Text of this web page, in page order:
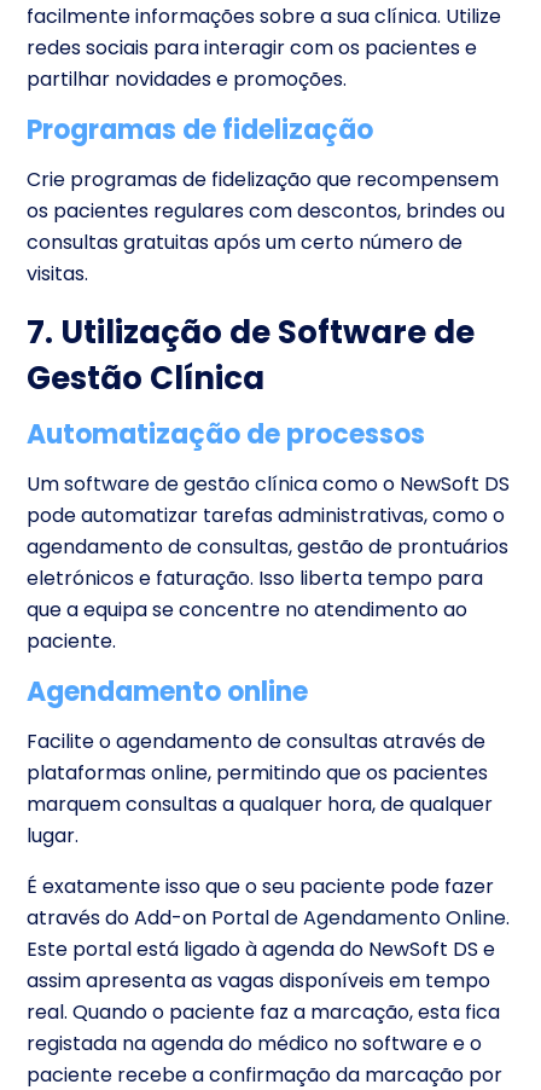
facilmente informações sobre a sua clínica. Utilize
redes sociais para interagir com os pacientes e
partilhar novidades e promoções.
Programas de fidelização
Crie programas de fidelização que recompensem
os pacientes regulares com descontos, brindes ou
consultas gratuitas após um certo número de
visitas.
7. Utilização de Software de
Gestão Clínica
Automatização de processos
Umsoftware de gestão clínicacomo o NewSoft DS
pode automatizar tarefas administrativas, como o
agendamento de consultas, gestão de prontuários
eletrónicos e faturação. Isso liberta tempo para
que a equipa se concentre no atendimento ao
paciente.
Agendamento online
Facilite o agendamento de consultas através de
plataformas online, permitindo que os pacientes
marquem consultas a qualquer hora, de qualquer
lugar.
É exatamente isso que o seu paciente pode fazer
através do Add-on Portal de Agendamento Online.
Este portal está ligado à agenda do NewSoft DS e
assim apresenta as vagas disponíveis em tempo
real. Quando o paciente faz a marcação, esta fica
registada na agenda do médico no software e o
paciente recebe a confirmação da marcação por